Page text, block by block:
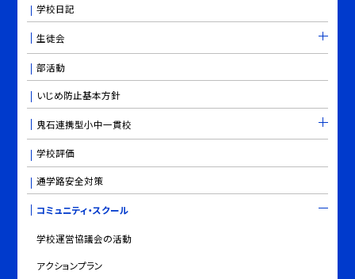
学校日記
生徒会
部活動
いじめ防止基本方針
鬼石連携型小中一貫校
学校評価
通学路安全対策
コミュニティ・スクール
学校運営協議会の活動
アクションプラン